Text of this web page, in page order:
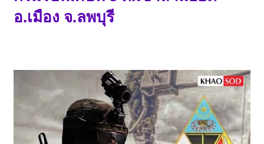
อ.เมือง จ.ลพบุรี